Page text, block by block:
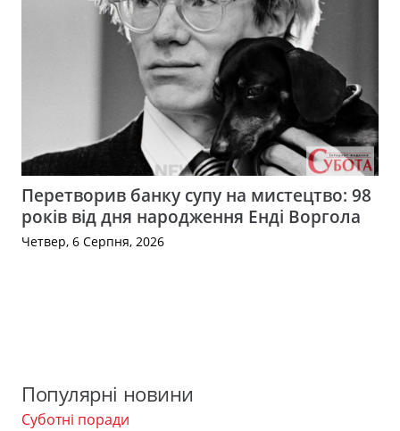
Перетворив банку супу на мистецтво: 98
років від дня народження Енді Воргола
Четвер, 6 Серпня, 2026
Популярні новини
Суботні поради